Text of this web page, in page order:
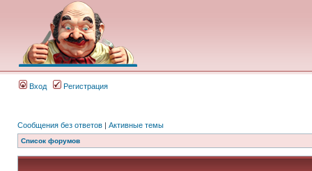
Вход Регистрация
Сообщения без ответов | Активные темы
Список форумов